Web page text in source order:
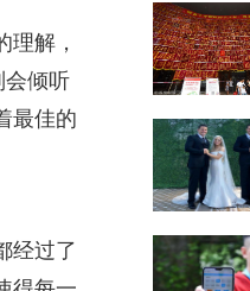
解，
会倾听
最佳的
经过了